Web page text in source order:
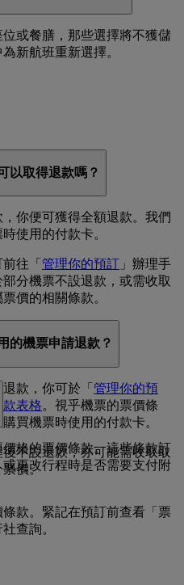
或餐膳，那些選擇將不獲儲
新航班重新選擇。
以取得退款嗎？
你便可獲得全額退款。我們
使用的付款卡。
往「 管理你的預訂 」辦理手
部分機票不設退款，或需收取
價的相關條款。
的機票申請退款？
款，你可於「 管理你的預
款表格。視乎機票的票價條
買機票時使用的付款卡。
不設退款，亦可能需收取取
價。
格的票價條款。這些條款訂
更改行程時是否需要支付附
款。緊記在預訂前查看「票
查詢。